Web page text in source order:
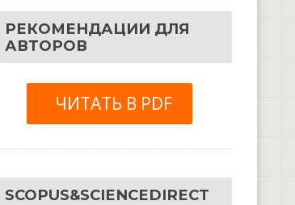
РЕКОМЕНДАЦИИ ДЛЯ
АВТОРОВ
ЧИТАТЬ В PDF
SCOPUS&SCIENCEDIRECT